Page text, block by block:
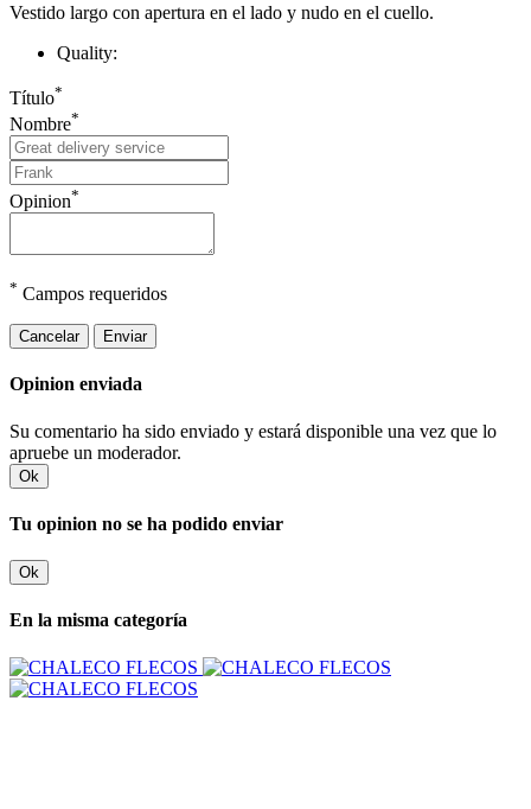
Vestido largo con apertura en el lado y nudo en el cuello.
Quality:
Título*
Nombre*
Opinion*
* Campos requeridos
Cancelar Enviar
Opinion enviada
Su comentario ha sido enviado y estará disponible una vez que lo
apruebe un moderador.
Ok
Tu opinion no se ha podido enviar
Ok
En la misma categoría